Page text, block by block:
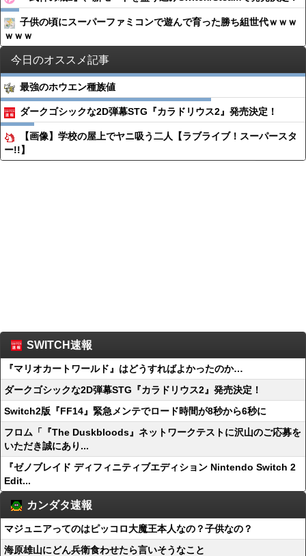
子供の頃にスーパーファミコンで遊んで育った勝ち組世代ｗｗｗ
ｗｗｗ
今日のオススメ記事
最強のホウエン種族値
ダークゴシックな2D弾幕STG『カラドリウス2』発売決定！
【画像】学校の屋上でヤニ吸う二人【ラブライブ！スーパースタ
ー!!】
SWITCH速報
『マリオカートワールド』はどうすればよかったのか…
ダークゴシックな2D弾幕STG『カラドリウス2』発売決定！
Switch2版『FF14』緊急メンテでロード時間が8秒から6秒に
フロム「『The Duskbloods』ネットワークテストに沢山のご応募を
いただき誠にあり...
『ゼノブレイド ディフィニティブエディション Nintendo Switch 2
Edit...
カンダタ速報
マジュニアってのはピッコロ大魔王本人なの？子供なの？
海原雄山にどん兵衛食わせたら言いそうなこと